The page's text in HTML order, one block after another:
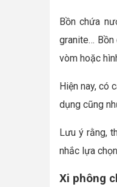
Bồn chứa
granite… Bồn
vòm hoặc
Hiện nay, có
dụng cũng
Lưu ý rằng,
nhắc lựa
Xi phông